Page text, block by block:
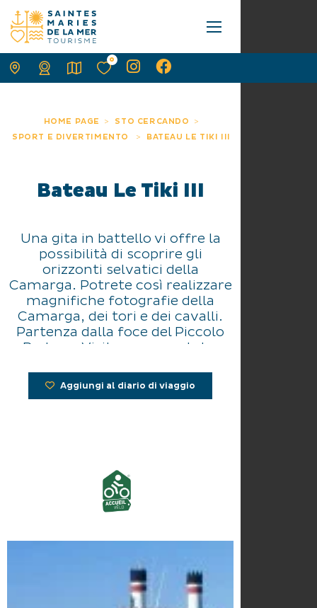
HOME PAGE
STO CERCANDO
SPORT E DIVERTIMENTO
BATEAU LE TIKI III
Bateau Le Tiki III
Una gita in battello vi offre la
possibilità di scoprire gli
orizzonti selvatici della
Camarga. Potrete così realizzare
magnifiche fotografie della
Camarga, dei tori e dei cavalli.
Partenza dalla foce del Piccolo
Rodano. Visite commentate.
Aggiungi al diario di viaggio
0